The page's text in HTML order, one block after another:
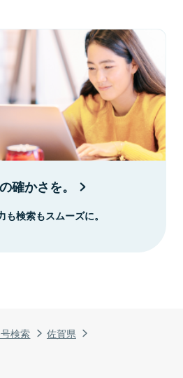
検索
佐賀県
確かさを。
検索もスムーズに。